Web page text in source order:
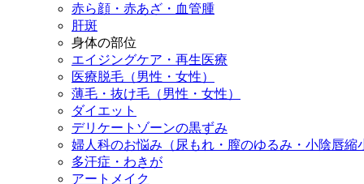
赤ら顔・赤あざ・血管腫
肝斑
身体の部位
エイジングケア・再生医療
医療脱毛（男性・女性）
薄毛・抜け毛（男性・女性）
ダイエット
デリケートゾーンの黒ずみ
婦人科のお悩み（尿もれ・膣のゆるみ・小陰唇縮
多汗症・わきが
アートメイク